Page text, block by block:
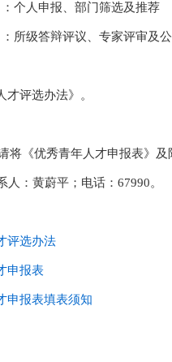
个人申报、部门筛选及推荐
所级答辩评议、专家评审及
才评选办法》。
将《优秀青年人才申报表》
人：黄蔚平；电话：67990。
评选办法
申报表
申报表填表须知